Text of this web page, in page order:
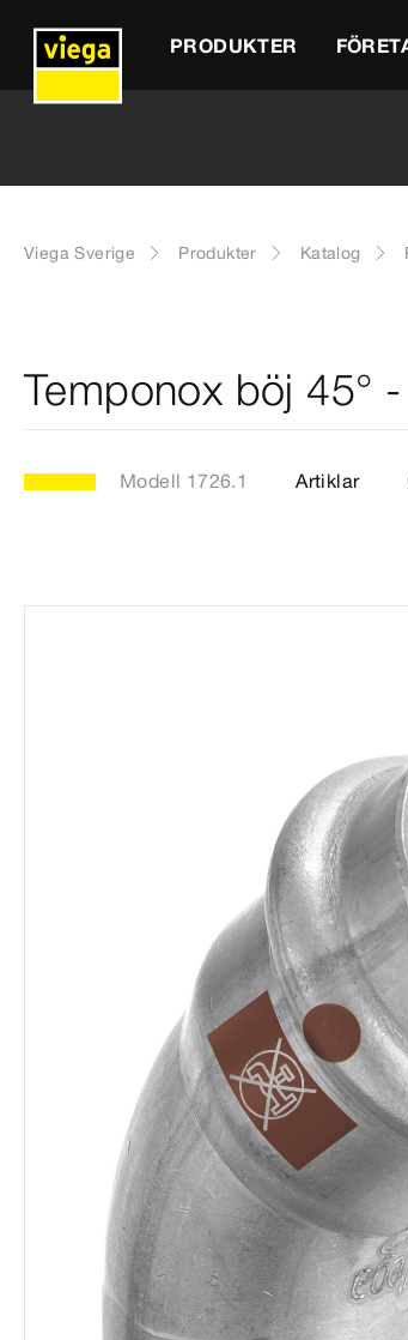
PRODUKTER
Viega Sverige Produkter Katalog
Temponox böj 45°
Modell 1726.1 Artiklar